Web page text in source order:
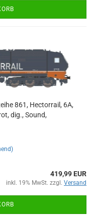
861, Hectorrail, 6A,
dig., Sound,
419,99 EUR
inkl. 19% MwSt. zzgl. Versand